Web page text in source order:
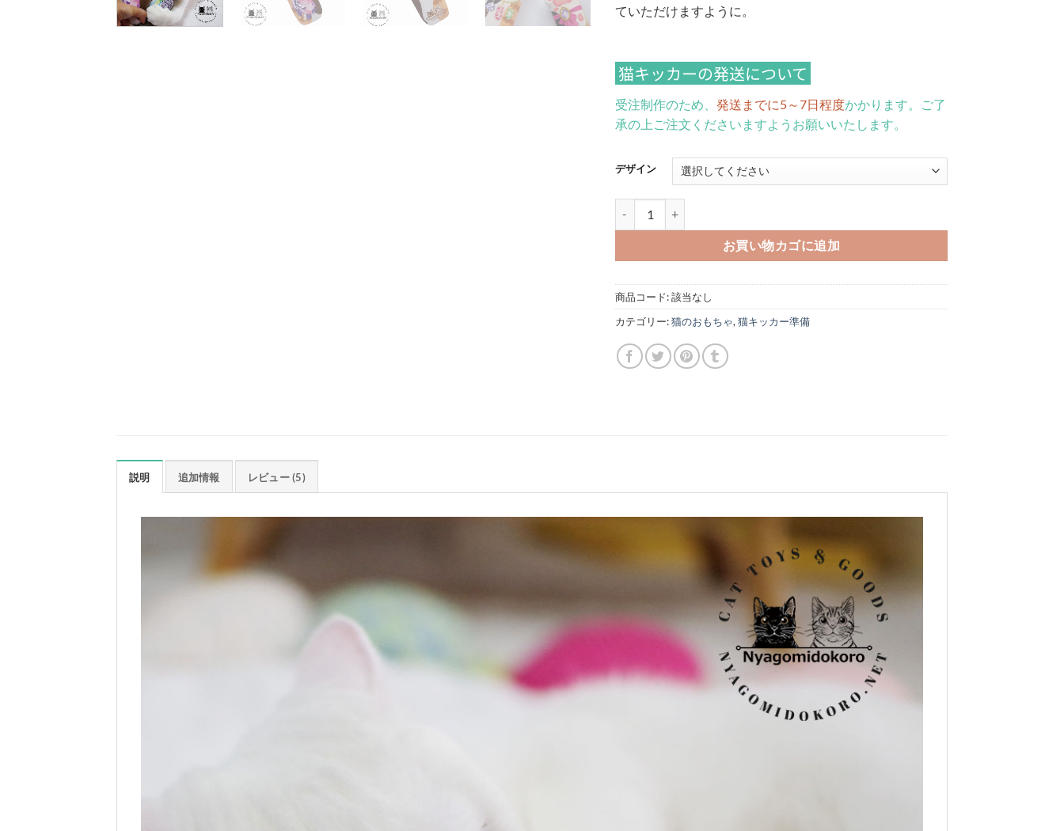
ていただけますように。
猫キッカーの発送について
受注制作のため、 発送までに5～7日程度かかります。ご了
承の上ご注文くださいますようお願いいたします。
デザイン
お買い物カゴに追加
商品コード:該当なし
カテゴリー:猫のおもちゃ, 猫キッカー準備
説明 追加情報 レビュー (5)